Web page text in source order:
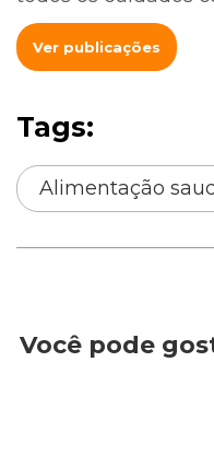
Ver publicações
Tags:
Alimentação
Você pode